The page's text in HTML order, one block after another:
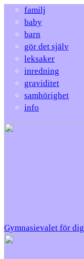
familj
baby
barn
gör det själv
leksaker
inredning
graviditet
samhörighet
info
Gymnasievalet för